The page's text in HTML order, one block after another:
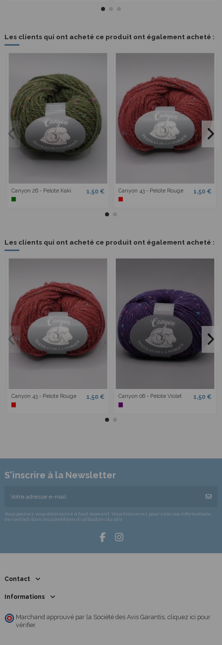
Les clients qui ont acheté ce produit ont également acheté :
Canyon 26 - Pelote Kaki 1,50 € Canyon 43 - Pelote Rouge 1,50 €
Les clients qui ont acheté ce produit ont également acheté :
Canyon 43 - Pelote Rouge 1,50 € Canyon 06 - Pelote Violet 1,50 €
S'inscrire à la Newsletter
Vous pouvez vous désinscrire à tout moment. Vous trouverez pour cela nos informations
de contact dans les conditions d'utilisation du site.
Contact
Informations
Marchand approuvé par la Société des Avis Garantis, cliquez ici pour
vérifier.